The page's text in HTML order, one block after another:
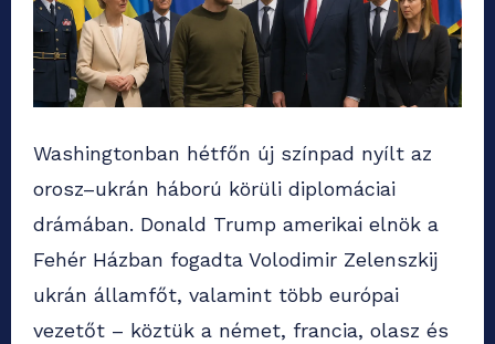
Washingtonban hétfőn új színpad nyílt az
orosz–ukrán háború körüli diplomáciai
drámában. Donald Trump amerikai elnök a
Fehér Házban fogadta Volodimir Zelenszkij
ukrán államfőt, valamint több európai
vezetőt – köztük a német, francia, olasz és